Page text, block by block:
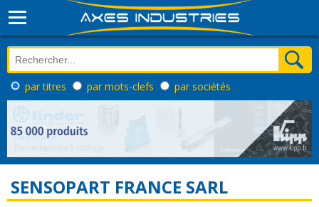
par titres par mots-clefs par sociétés
SENSOPART FRANCE SARL